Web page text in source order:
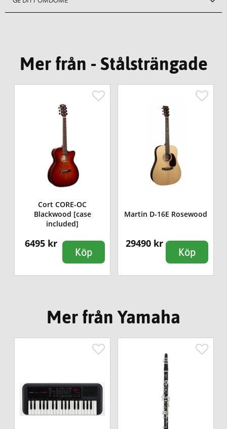
Mer från - Stålsträngade
Cort CORE-OC
Blackwood [case
included]
6495 kr
Köp
Martin D-16E Rosewood
29490 kr
Köp
Mer från Yamaha